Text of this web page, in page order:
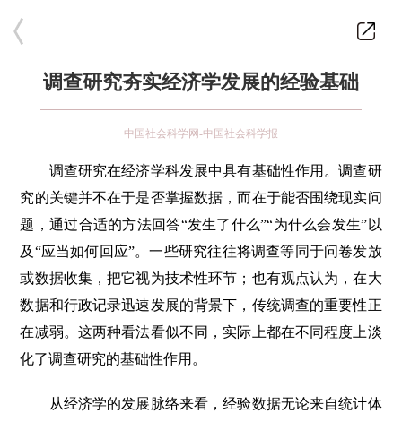
调查研究夯实经济学发展的经验基础
中国社会科学网-中国社会科学报
调查研究在经济学科发展中具有基础性作用。调查研
究的关键并不在于是否掌握数据，而在于能否围绕现实问
题，通过合适的方法回答“发生了什么”“为什么会发生”以
及“应当如何回应”。一些研究往往将调查等同于问卷发放
或数据收集，把它视为技术性环节；也有观点认为，在大
数据和行政记录迅速发展的背景下，传统调查的重要性正
在减弱。这两种看法看似不同，实际上都在不同程度上淡
化了调查研究的基础性作用。
从经济学的发展脉络来看，经验数据无论来自统计体